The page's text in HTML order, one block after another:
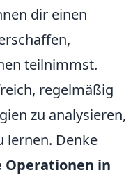
dir einen
teilnimmst.
regelmäßig
zu analysieren,
lernen. Denke
Operationen in